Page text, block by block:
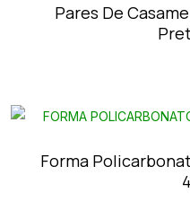
Pares De
Forma